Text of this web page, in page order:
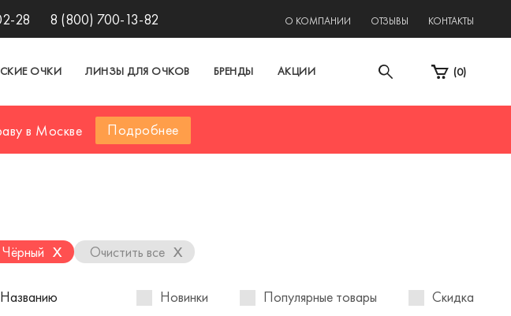
28 8 (800) 700-13-82 О КОМПАНИИ ОТЗЫВЫ КОНТАКТЫ
ОЧКИ ЛИНЗЫ ДЛЯ ОЧКОВ БРЕНДЫ АКЦИИ (0)
в Москве Подробнее
x Очистить все x
Названию Новинки Популярные товары Скидка